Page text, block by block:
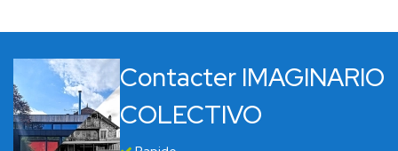
Contacter IMAGINARIO
COLECTIVO